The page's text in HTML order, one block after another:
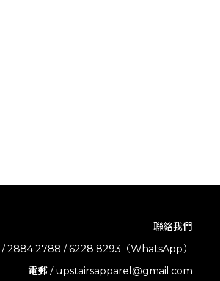
聯絡我們
/ 2884 2788 / 6228 8293（WhatsApp）
電郵 / upstairsapparel@gmail.com